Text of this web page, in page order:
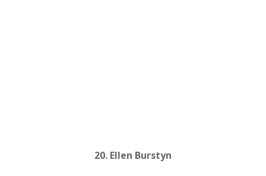
20. Ellen Burstyn